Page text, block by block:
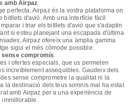
amb Airpaz
perfecta, Airpaz és la vostra plataforma on
d'avió. Amb una interfície fàcil
i triar els bitllets d'avió que s'adaptin
si esteu planejant una escapada d'última
Airpaz ofereix una àmplia gamma
sigui el més còmode possible.
sense compromís
i ofertes especials, que us permeten
increïblement assequibles. Gaudeix dels
sense comprometre la qualitat ni la
la destinació dels teus somnis mai ha estat
amb Airpaz per a una experiència de
immillorable.